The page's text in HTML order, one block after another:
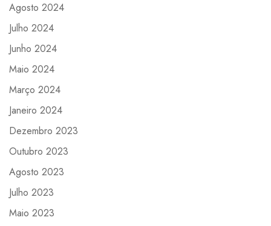
Agosto 2024
Julho 2024
Junho 2024
Maio 2024
Março 2024
Janeiro 2024
Dezembro 2023
Outubro 2023
Agosto 2023
Julho 2023
Maio 2023